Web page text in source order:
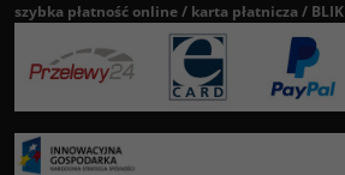
szybka płatność online / karta płatnicza / BLIK